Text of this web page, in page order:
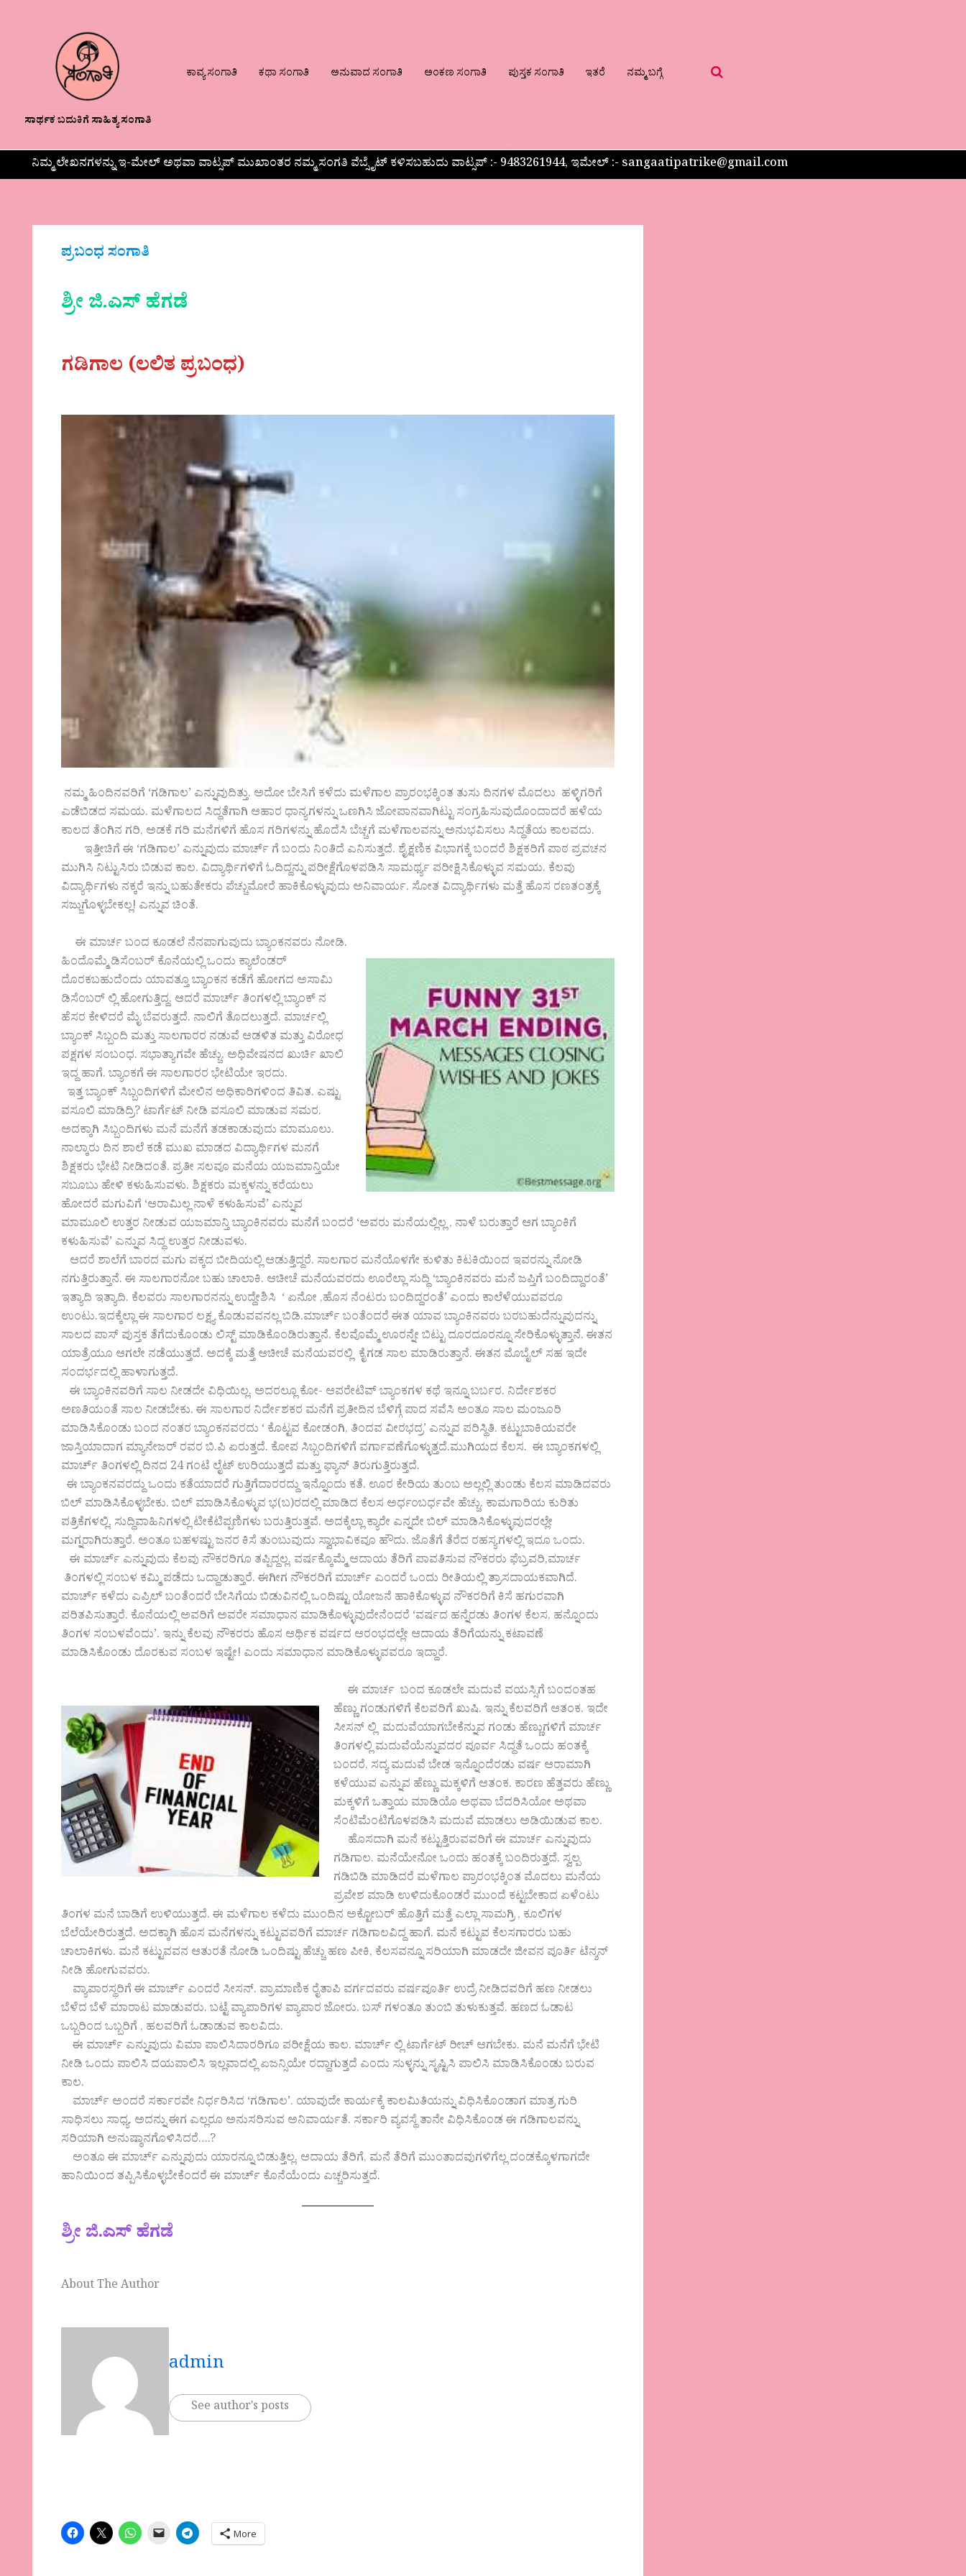
ಸಾರ್ಥಕ ಬದುಕಿಗೆ ಸಾಹಿತ್ಯ ಸಂಗಾತಿ
ಕಾವ್ಯ ಸಂಗಾತಿ ಕಥಾ ಸಂಗಾತಿ ಅನುವಾದ ಸಂಗಾತಿ ಅಂಕಣ ಸಂಗಾತಿ ಪುಸ್ತಕ ಸಂಗಾತಿ ಇತರೆ ನಮ್ಮ ಬಗ್ಗೆ
ನಿಮ್ಮ ಲೇಖನಗಳನ್ನು ಇ-ಮೇಲ್ ಅಥವಾ ವಾಟ್ಸಪ್ ಮುಖಾಂತರ ನಮ್ಮ ಸಂಗತಿ ವೆಬ್ಸೈಟ್ ಕಳಿಸಬಹುದು ವಾಟ್ಸಪ್‌ :- 9483261944, ಇಮೇಲ್ :- sangaatipatrike@gmail.com
ಪ್ರಬಂಧ ಸಂಗಾತಿ
ಶ್ರೀ ಜಿ.ಎಸ್ ಹೆಗಡೆ
ಗಡಿಗಾಲ (ಲಲಿತ ಪ್ರಬಂಧ)
ನಮ್ಮ ಹಿಂದಿನವರಿಗೆ ‘ಗಡಿಗಾಲ’ ಎನ್ನುವುದಿತ್ತು. ಅದೋ ಬೇಸಿಗೆ ಕಳೆದು‌ ಮಳೆಗಾಲ ಪ್ರಾರಂಭಕ್ಕಿಂತ ತುಸು ದಿನಗಳ ಮೊದಲು ಹಳ್ಳಿಗರಿಗೆ
ಎಡೆಬಿಡದ ಸಮಯ. ಮಳೆಗಾಲದ ಸಿದ್ಧತೆಗಾಗಿ ಆಹಾರ ಧಾನ್ಯಗಳನ್ನು ಒಣಗಿಸಿ ಜೋಪಾನವಾಗಿಟ್ಟು ಸಂಗ್ರಹಿಸುವುದೊಂದಾದರೆ ಹಳೆಯ
ಕಾಲದ ತೆಂಗಿನ ಗರಿ, ಅಡಕೆ ಗರಿ‌ ಮನೆಗಳಿಗೆ ಹೊಸ ಗರಿಗಳನ್ನು ಹೊದೆಸಿ ಬೆಚ್ಚಗೆ ಮಳೆಗಾಲವನ್ನು ಅನುಭವಿಸಲು ಸಿದ್ಧತೆಯ ಕಾಲವದು.
ಇತ್ತೀಚಿಗೆ ಈ ‘ಗಡಿಗಾಲ’ ಎನ್ನುವುದು ಮಾರ್ಚ್ ಗೆ ಬಂದು‌ ನಿಂತಿದೆ ಎನಿಸುತ್ತದೆ. ಶೈಕ್ಷಣಿಕ ವಿಭಾಗಕ್ಕೆ ಬಂದರೆ ಶಿಕ್ಷಕರಿಗೆ ಪಾಠ ಪ್ರವಚನ
ಮುಗಿಸಿ ನಿಟ್ಟುಸಿರು ಬಿಡುವ ಕಾಲ. ವಿದ್ಯಾರ್ಥಿಗಳಿಗೆ ಓದಿದ್ದನ್ನು ಪರೀಕ್ಷೆಗೊಳಪಡಿಸಿ ಸಾಮರ್ಥ್ಯ ಪರೀಕ್ಷಿಸಿಕೊಳ್ಳುವ ಸಮಯ. ಕೆಲವು
ವಿದ್ಯಾರ್ಥಿಗಳು ನಕ್ಕರೆ ಇನ್ನು ಬಹುತೇಕರು ಪೆಚ್ಚುಮೋರೆ ಹಾಕಿಕೊಳ್ಳುವುದು ಅನಿವಾರ್ಯ. ಸೋತ ವಿದ್ಯಾರ್ಥಿಗಳು ಮತ್ತೆ ಹೊಸ ರಣತಂತ್ರಕ್ಕೆ
ಸಜ್ಜುಗೊಳ್ಳಬೇಕಲ್ಲ! ಎನ್ನುವ ಚಿಂತೆ.
ಈ ಮಾರ್ಚ ಬಂದ ಕೂಡಲೆ ನೆನಪಾಗುವುದು ಬ್ಯಾಂಕನವರು‌ ನೋಡಿ.
ಹಿಂದೊಮ್ಮೆ ಡಿಸೆಂಬರ್ ಕೊನೆಯಲ್ಲಿ ಒಂದು ಕ್ಯಾಲೆಂಡರ್
ದೊರಕಬಹುದೆಂದು ಯಾವತ್ತೂ ಬ್ಯಾಂಕನ ಕಡೆಗೆ ಹೋಗದ ಅಸಾಮಿ
ಡಿಸೆಂಬರ್ ಲ್ಲಿ ಹೋಗುತ್ತಿದ್ದ. ಆದರೆ ಮಾರ್ಚ್ ತಿಂಗಳಲ್ಲಿ ಬ್ಯಾಂಕ್ ನ
ಹೆಸರ ಕೇಳಿದರೆ ಮೈ ಬೆವರುತ್ತದೆ. ನಾಲಿಗೆ ತೊದಲುತ್ತದೆ. ಮಾರ್ಚಲ್ಲಿ‌
ಬ್ಯಾಂಕ್ ಸಿಬ್ಬಂದಿ‌ ಮತ್ತು ಸಾಲಗಾರರ ನಡುವೆ ಆಡಳಿತ ಮತ್ತು ವಿರೋಧ
ಪಕ್ಷಗಳ ಸಂಬಂಧ. ಸಭಾತ್ಯಾಗವೇ ಹೆಚ್ಚು. ಅಧಿವೇಷನದ ಖುರ್ಚಿ ಖಾಲಿ
ಇದ್ದ ಹಾಗೆ. ಬ್ಯಾಂಕಗೆ ಈ ಸಾಲಗಾರರ ಭೇಟಿಯೇ ಇರದು.
ಇತ್ತ ಬ್ಯಾಂಕ್ ಸಿಬ್ಬಂದಿಗಳಿಗೆ‌ ಮೇಲಿನ ಅಧಿಕಾರಿಗಳಿಂದ ತಿವಿತ. ಎಷ್ಟು
ವಸೂಲಿ‌ ಮಾಡಿದ್ರಿ? ಟಾರ್ಗೆಟ್ ನೀಡಿ ವಸೂಲಿ‌ ಮಾಡುವ ಸಮರ.
ಅದಕ್ಕಾಗಿ ಸಿಬ್ಬಂದಿಗಳು‌ ಮನೆ‌ ಮನೆಗೆ ತಡಕಾಡುವುದು ಮಾಮೂಲು.
ನಾಲ್ಕಾರು ದಿನ ಶಾಲೆ ಕಡೆ ಮುಖ‌ ಮಾಡದ ವಿದ್ಯಾರ್ಥಿಗಳ‌ ಮನಗೆ
ಶಿಕ್ಷಕರು ಭೇಟಿ ನೀಡಿದಂತೆ. ಪ್ರತೀ ಸಲವೂ ಮನೆಯ ಯಜಮಾನ್ತಿಯೇ
ಸಬೂಬು ಹೇಳಿ ಕಳುಹಿಸುವಳು. ಶಿಕ್ಷಕರು‌ ಮಕ್ಕಳನ್ನು ಕರೆಯಲು
ಹೋದರೆ ಮಗುವಿಗೆ ‘ಆರಾಮಿಲ್ಲ‌ ನಾಳೆ ಕಳುಹಿಸುವೆ’ ಎನ್ನುವ
ಮಾಮೂಲಿ ಉತ್ತರ ನೀಡುವ ಯಜಮಾನ್ತಿ ಬ್ಯಾಂಕಿನವರು‌ ಮನೆಗೆ ಬಂದರೆ ‘ಅವರು ಮನೆಯಲ್ಲಿಲ್ಲ , ನಾಳೆ ಬರುತ್ತಾರೆ ಆಗ ಬ್ಯಾಂಕಿಗೆ
ಕಳುಹಿಸುವೆ’ ಎನ್ನುವ ಸಿದ್ಧ ಉತ್ತರ ನೀಡುವಳು.
ಆದರೆ ಶಾಲೆಗೆ ಬಾರದ ಮಗು‌ ಪಕ್ಕದ ಬೀದಿಯಲ್ಲಿ ಆಡುತ್ತಿದ್ದರೆ. ಸಾಲಗಾರ ಮನೆಯೊಳಗೇ ಕುಳಿತು ಕಿಟಕಿಯಿಂದ ಇವರನ್ನು ನೋಡಿ
ನಗುತ್ತಿರುತ್ತಾನೆ. ಈ ಸಾಲಗಾರನೋ ಬಹು ಚಾಲಾಕಿ. ಆಚೀಚೆ ಮನೆಯವರದು ಊರೆಲ್ಲಾ ಸುದ್ಧಿ ‘ಬ್ಯಾಂಕಿನವರು ಮನೆ ಜಪ್ತಿಗೆ ಬಂದಿದ್ದಾರಂತೆ’
ಇತ್ಯಾದಿ ಇತ್ಯಾದಿ. ಕೆಲವರು ಸಾಲಗಾರನನ್ನು ಉದ್ದೇಶಿಸಿ ‘ ಏನೋ ,ಹೊಸ ನೆಂಟರು ಬಂದಿದ್ದರಂತೆ’ ಎಂದು ಕಾಲೆಳೆಯುವವರೂ
ಉಂಟು.ಇದಕ್ಕೆಲ್ಲಾ ಈ ಸಾಲಗಾರ ಲಕ್ಷ್ಯ ಕೊಡುವವನಲ್ಲ ಬಿಡಿ.ಮಾರ್ಚ್ ಬಂತೆಂದರೆ ಈತ‌ ಯಾವ ಬ್ಯಾಂಕಿನವರು ಬರಬಹುದೆನ್ನುವುದನ್ನು
ಸಾಲದ ಪಾಸ್ ಪುಸ್ತಕ ತೆಗೆದುಕೊಂಡು ಲಿಸ್ಟ್ ಮಾಡಿಕೊಂಡಿರುತ್ತಾನೆ. ಕೆಲವೊಮ್ಮೆ ಊರನ್ನೇ ಬಿಟ್ಟು ದೂರದೂರನ್ನೂ ಸೇರಿಕೊಳ್ಳುತ್ತಾನೆ. ಈತನ
ಯಾತ್ರೆಯೂ ಆಗಲೇ ನಡೆಯುತ್ತದೆ. ಅದಕ್ಕೆ‌ ಮತ್ತೆ ಆಚೀಚೆ‌ ಮನೆಯವರಲ್ಲಿ ಕೈಗಡ ಸಾಲ ಮಾಡಿರುತ್ತಾನೆ. ಈತನ ಮೊಬೈಲ್ ಸಹ ಇದೇ
ಸಂದರ್ಭದಲ್ಲಿ ಹಾಳಾಗುತ್ತದೆ.
ಈ ಬ್ಯಾಂಕಿನವರಿಗೆ ಸಾಲ ನೀಡದೇ ವಿಧಿಯಿಲ್ಲ. ಅದರಲ್ಲೂ ಕೋ- ಆಪರೇಟಿವ್ ಬ್ಯಾಂಕಗಳ ಕಥೆ ಇನ್ನೂ ಬರ್ಬರ. ನಿರ್ದೇಶಕರ
ಅಣತಿಯಂತೆ ಸಾಲ ನೀಡಬೇಕು. ಈ ಸಾಲಗಾರ ನಿರ್ದೇಶಕರ ಮನೆಗೆ ಪ್ರತೀದಿನ ಬೆಳಿಗ್ಗೆ ಪಾದ ಸವೆಸಿ ಅಂತೂ ಸಾಲ ಮಂಜೂರಿ‌
ಮಾಡಿಸಿಕೊಂಡು ಬಂದ ನಂತರ ಬ್ಯಾಂಕನವರದು ‘ ಕೊಟ್ಟವ ಕೋಡಂಗಿ, ತಿಂದವ ವೀರಭದ್ರ’ ಎನ್ನುವ ಪರಿಸ್ಥಿತಿ. ಕಟ್ಟುಬಾಕಿಯವರೇ
ಜಾಸ್ತಿಯಾದಾಗ ಮ್ಯಾನೇಜರ್ ರವರ ಬಿ.ಪಿ ಏರುತ್ತದೆ. ಕೋಪ ಸಿಬ್ಬಂದಿಗಳಿಗೆ ವರ್ಗಾವಣೆಗೊಳ್ಳುತ್ತದೆ.ಮುಗಿಯದ ಕೆಲಸ. ಈ ಬ್ಯಾಂಕಗಳಲ್ಲಿ
ಮಾರ್ಚ್ ತಿಂಗಳಲ್ಲಿ ದಿನದ 24 ಗಂಟೆ ಲೈಟ್ ಉರಿಯುತ್ತದೆ ಮತ್ತು ಫ್ಯಾನ್ ತಿರುಗುತ್ತಿರುತ್ತದೆ‌.
ಈ ಬ್ಯಾಂಕನವರದ್ದು ಒಂದು ಕತೆಯಾದರೆ ಗುತ್ತಿಗೆದಾರರದ್ದು ಇನ್ನೊಂದು ಕತೆ. ಊರ ಕೇರಿಯ ತುಂಬ ಅಲ್ಲಲ್ಲಿ ತುಂಡು ಕೆಲಸ ಮಾಡಿದವರು
ಬಿಲ್ ಮಾಡಿಸಿಕೊಳ್ಳಬೇಕು. ಬಿಲ್‌ ಮಾಡಿಸಿಕೊಳ್ಳುವ ಭ(ಬ)ರದಲ್ಲಿ ಮಾಡಿದ ಕೆಲಸ ಅರ್ಧಂಬರ್ಧವೇ ಹೆಚ್ಚು. ಕಾಮಗಾರಿಯ ಕುರಿತು
ಪತ್ರಿಕೆಗಳಲ್ಲಿ, ಸುದ್ಧಿವಾಹಿನಿಗಳಲ್ಲಿ ಟೀಕೆಟಿಪ್ಪಣಿಗಳು ಬರುತ್ತಿರುತ್ತವೆ. ಅದಕ್ಕೆಲ್ಲಾ ಕ್ಯಾರೇ ಎನ್ನದೇ ಬಿಲ್ ಮಾಡಿಸಿಕೊಳ್ಳುವುದರಲ್ಲೇ
ಮಗ್ನರಾಗಿರುತ್ತಾರೆ. ಅಂತೂ ಬಹಳಷ್ಟು ಜನರ ಕಿಸೆ ತುಂಬುವುದು ಸ್ವಾಭಾವಿಕವೂ ಹೌದು. ಜೊತೆಗೆ ತೆರೆದ ರಹಸ್ಯಗಳಲ್ಲಿ ಇದೂ ಒಂದು.
ಈ ಮಾರ್ಚ್ ಎನ್ನುವುದು ಕೆಲವು ನೌಕರರಿಗೂ ತಪ್ಪಿದ್ದಲ್ಲ. ವರ್ಷಕ್ಕೊಮ್ಮೆ ಆದಾಯ ತೆರಿಗೆ ಪಾವತಿಸುವ ನೌಕರರು ಫೆಬ್ರವರಿ,ಮಾರ್ಚ
ತಿಂಗಳಲ್ಲಿ ಸಂಬಳ ಕಮ್ಮಿ ಪಡೆದು ಒದ್ದಾಡುತ್ತಾರೆ. ಈಗೀಗ ನೌಕರರಿಗೆ ಮಾರ್ಚ್ ಎಂದರೆ ಒಂದು ರೀತಿಯಲ್ಲಿ ತ್ರಾಸದಾಯಕವಾಗಿದೆ.
ಮಾರ್ಚ್ ಕಳೆದು ಎಪ್ರಿಲ್ ಬಂತೆಂದರೆ ಬೇಸಿಗೆಯ ಬಿಡುವಿನಲ್ಲಿ ಒಂದಿಷ್ಟು ಯೋಜನೆ ಹಾಕಿಕೊಳ್ಳುವ ನೌಕರರಿಗೆ ಕಿಸೆ ಹಗುರವಾಗಿ
ಪರಿತಪಿಸುತ್ತಾರೆ. ಕೊನೆಯಲ್ಲಿ ಅವರಿಗೆ ಅವರೇ ಸಮಾಧಾನ ಮಾಡಿಕೊಳ್ಳುವುದೇನೆಂದರೆ ‘ವರ್ಷದ ಹನ್ನೆರಡು ತಿಂಗಳ ಕೆಲಸ, ಹನ್ನೊಂದು
ತಿಂಗಳ ಸಂಬಳವೆಂದು’. ಇನ್ನು ಕೆಲವು ನೌಕರರು ಹೊಸ ಆರ್ಥಿಕ ವರ್ಷದ ಆರಂಭದಲ್ಲೇ ಆದಾಯ ತೆರಿಗೆಯನ್ನು ಕಟಾವಣೆ
ಮಾಡಿಸಿಕೊಂಡು ದೊರಕುವ ಸಂಬಳ ಇಷ್ಟೇ! ಎಂದು ಸಮಾಧಾನ ಮಾಡಿಕೊಳ್ಳುವವರೂ ಇದ್ದಾರೆ.
ಈ‌ ಮಾರ್ಚ ಬಂದ ಕೂಡಲೇ‌ ಮದುವೆ ವಯಸ್ಸಿಗೆ ಬಂದಂತಹ
ಹೆಣ್ಣು ಗಂಡುಗಳಿಗೆ ಕೆಲವರಿಗೆ ಖುಷಿ. ಇನ್ನು ಕೆಲವರಿಗೆ ಆತಂಕ. ಇದೇ
ಸೀಸನ್ ಲ್ಲಿ ಮದುವೆಯಾಗಬೇಕೆನ್ನುವ ಗಂಡು ಹೆಣ್ಣುಗಳಿಗೆ ಮಾರ್ಚ
ತಿಂಗಳಲ್ಲಿ ಮದುವೆಯೆನ್ನುವದರ ಪೂರ್ವ ಸಿದ್ಧತೆ ಒಂದು ಹಂತಕ್ಕೆ
ಬಂದರೆ, ಸದ್ಯ ಮದುವೆ ಬೇಡ ಇನ್ನೊಂದೆರಡು ವರ್ಷ ಆರಾಮಾಗಿ
ಕಳೆಯುವ ಎನ್ನುವ ಹೆಣ್ಣು ಮಕ್ಕಳಿಗೆ ಆತಂಕ. ಕಾರಣ ಹೆತ್ತವರು ಹೆಣ್ಣು‌
ಮಕ್ಕಳಿಗೆ ಒತ್ತಾಯ‌ ಮಾಡಿಯೊ ಅಥವಾ ಬೆದರಿಸಿಯೋ ಅಥವಾ
ಸೆಂಟಿಮೆಂಟಿಗೊಳಪಡಿಸಿ ಮದುವೆ‌ ಮಾಡಲು ಅಡಿಯಿಡುವ ಕಾಲ.
ಹೊಸದಾಗಿ‌ ಮನೆ ಕಟ್ಟುತ್ತಿರುವವರಿಗೆ ಈ‌ ಮಾರ್ಚ ಎನ್ನುವುದು
ಗಡಿಗಾಲ. ಮನೆಯೇನೋ‌ ಒಂದು ಹಂತಕ್ಕೆ ಬಂದಿರುತ್ತದೆ. ಸ್ವಲ್ಪ
ಗಡಿಬಿಡಿ‌ ಮಾಡಿದರೆ ಮಳೆಗಾಲ ಪ್ರಾರಂಭಕ್ಕಿಂತ ಮೊದಲು ಮನೆಯ
ಪ್ರವೇಶ ಮಾಡಿ‌ ಉಳಿದುಕೊಂಡರೆ ಮುಂದೆ‌ ಕಟ್ಟಬೇಕಾದ ಏಳೆಂಟು
ತಿಂಗಳ ಮನೆ ಬಾಡಿಗೆ ಉಳಿಯುತ್ತದೆ. ಈ‌ ಮಳೆಗಾಲ ಕಳೆದು ಮುಂದಿನ ಅಕ್ಟೋಬರ್ ಹೊತ್ತಿಗೆ ಮತ್ತೆ ಎಲ್ಲಾ ಸಾಮಗ್ರಿ , ಕೂಲಿಗಳ
ಬೆಲೆಯೇರಿರುತ್ತದೆ. ಅದಕ್ಕಾಗಿ ಹೊಸ ಮನೆಗಳನ್ನು ಕಟ್ಟುವವರಿಗೆ ಮಾರ್ಚ ಗಡಿಗಾಲವಿದ್ದ ಹಾಗೆ. ಮನೆ ಕಟ್ಟುವ ಕೆಲಸಗಾರರು ಬಹು
ಚಾಲಾಕಿಗಳು. ಮನೆ ಕಟ್ಟುವವನ ಆತುರತೆ ನೋಡಿ ಒಂದಿಷ್ಟು ಹೆಚ್ಚು ಹಣ ಪೀಕಿ, ಕೆಲಸವನ್ನೂ ಸರಿ‌ಯಾಗಿ ಮಾಡದೇ ಜೀವನ ಪೂರ್ತಿ ಟೆನ್ಶನ್
ನೀಡಿ ಹೋಗುವವರು.
ವ್ಯಾಪಾರಸ್ಥರಿಗೆ ಈ ಮಾರ್ಚ್ ಎಂದರೆ ಸೀಸನ್. ಪ್ರಾಮಾಣಿಕ ರೈತಾಪಿ ವರ್ಗದವರು ವರ್ಷಪೂರ್ತಿ ಉದ್ರೆ ನೀಡಿದವರಿಗೆ ಹಣ ನೀಡಲು
ಬೆಳೆದ ಬೆಳೆ ಮಾರಾಟ ಮಾಡುವರು. ಬಟ್ಟೆ ವ್ಯಾಪಾರಿಗಳ ವ್ಯಾಪಾರ ಜೋರು. ಬಸ್ ಗಳಂತೂ ತುಂಬಿ ತುಳುಕುತ್ತವೆ. ಹಣದ ಓಡಾಟ
ಒಬ್ಬರಿಂದ ಒಬ್ಬರಿಗೆ , ಹಲವರಿಗೆ ಓಡಾಡುವ ಕಾಲವಿದು.
ಈ ಮಾರ್ಚ್ ಎನ್ನುವುದು ವಿಮಾ ಪಾಲಿಸಿದಾರರಿಗೂ ಪರೀಕ್ಷೆಯ ಕಾಲ. ಮಾರ್ಚ್ ಲ್ಲಿ ಟಾರ್ಗೆಟ್ ರೀಚ್ ಆಗಬೇಕು. ಮನೆ ಮನೆಗೆ ಭೇಟಿ
ನೀಡಿ ಒಂದು ಪಾಲಿಸಿ ದಯಪಾಲಿಸಿ ಇಲ್ಲವಾದಲ್ಲಿ ಏಜನ್ಸಿಯೇ ರದ್ದಾಗುತ್ತದೆ ಎಂದು ಸುಳ್ಳನ್ನು ಸೃಷ್ಟಿಸಿ ಪಾಲಿಸಿ ಮಾಡಿಸಿಕೊಂಡು ಬರುವ
ಕಾಲ.
ಮಾರ್ಚ್ ಅಂದರೆ ಸರ್ಕಾರವೇ ನಿರ್ಧರಿಸಿದ ‘ಗಡಿಗಾಲ’. ಯಾವುದೇ ಕಾರ್ಯಕ್ಕೆ ಕಾಲಮಿತಿಯನ್ನು ವಿಧಿಸಿಕೊಂಡಾಗ ಮಾತ್ರ ಗುರಿ
ಸಾಧಿಸಲು ಸಾಧ್ಯ. ಅದನ್ನು ಈಗ ಎಲ್ಲರೂ ಅನುಸರಿಸುವ ಅನಿವಾರ್ಯತೆ. ಸರ್ಕಾರಿ ವ್ಯವಸ್ಥೆ ತಾನೇ ವಿಧಿಸಿಕೊಂಡ ಈ ಗಡಿಗಾಲವನ್ನು
ಸರಿಯಾಗಿ ಅನುಷ್ಠಾನಗೊಳಿಸಿದರೆ….?
ಅಂತೂ ಈ ಮಾರ್ಚ್ ಎನ್ನುವುದು ಯಾರನ್ನೂ ಬಿಡುತ್ತಿಲ್ಲ. ಆದಾಯ ತೆರಿಗೆ, ಮನೆ ತೆರಿಗೆ ಮುಂತಾದವುಗಳಿಗೆಲ್ಲ ದಂಡಕ್ಕೊಳಗಾಗದೇ
ಹಾನಿಯಿಂದ ತಪ್ಪಿಸಿಕೊಳ್ಳಬೇಕೆಂದರೆ ಈ ಮಾರ್ಚ್ ಕೊನೆಯೆಂದು ಎಚ್ಚರಿಸುತ್ತದೆ.
ಶ್ರೀ ಜಿ.ಎಸ್ ಹೆಗಡೆ
About The Author
admin
See author's posts
More